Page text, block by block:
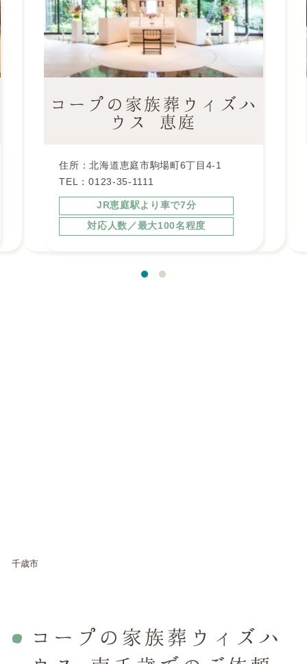
コープの家族葬ウィズハ
ウス 恵庭
住所：北海道恵庭市駒場町6丁目4-1
TEL：0123-35-1111
JR恵庭駅より車で7分
対応人数／最大100名程度
千歳市
コープの家族葬ウィズハ